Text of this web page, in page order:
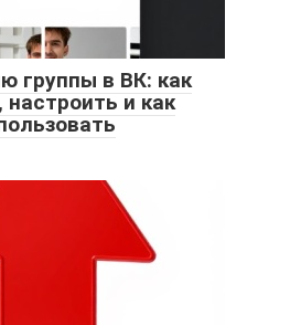
группы в ВК: как
настроить и как